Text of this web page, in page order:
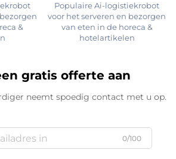
&
Populaire Ai-logistiekrobot
voor het serveren en bezorgen
van eten in de horeca &
hotelartikelen
gratis offerte aan
neemt spoedig contact met u op.
0/100